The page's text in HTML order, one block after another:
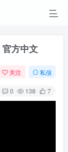
方中文
关注 私信
0 138 7